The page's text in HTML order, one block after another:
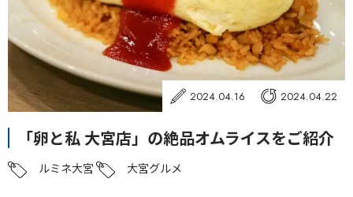
2024.04.16 2024.04.22
「卵と私 大宮店」の絶品オムライスをご紹介
ルミネ大宮 大宮グルメ